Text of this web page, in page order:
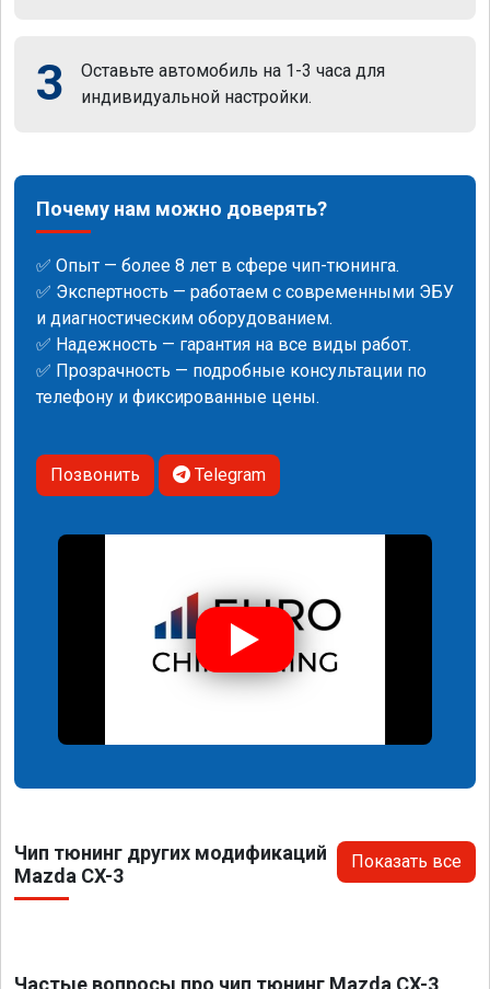
3
Оставьте автомобиль на 1-3 часа для
индивидуальной настройки.
Почему нам можно доверять?
✅ Опыт — более 8 лет в сфере чип-тюнинга.
✅ Экспертность — работаем с современными ЭБУ
и диагностическим оборудованием.
✅ Надежность — гарантия на все виды работ.
✅ Прозрачность — подробные консультации по
телефону и фиксированные цены.
Позвонить Telegram
Чип тюнинг других модификаций
Mazda CX-3
Показать все
Частые вопросы про чип тюнинг Mazda CX-3